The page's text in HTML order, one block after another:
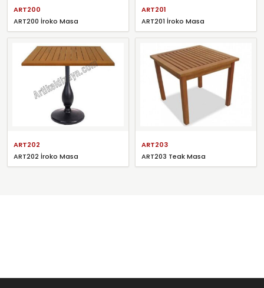
ART200
ART200 İroko Masa
ART201
ART201 İroko Masa
ART202
ART202 İroko Masa
ART203
ART203 Teak Masa